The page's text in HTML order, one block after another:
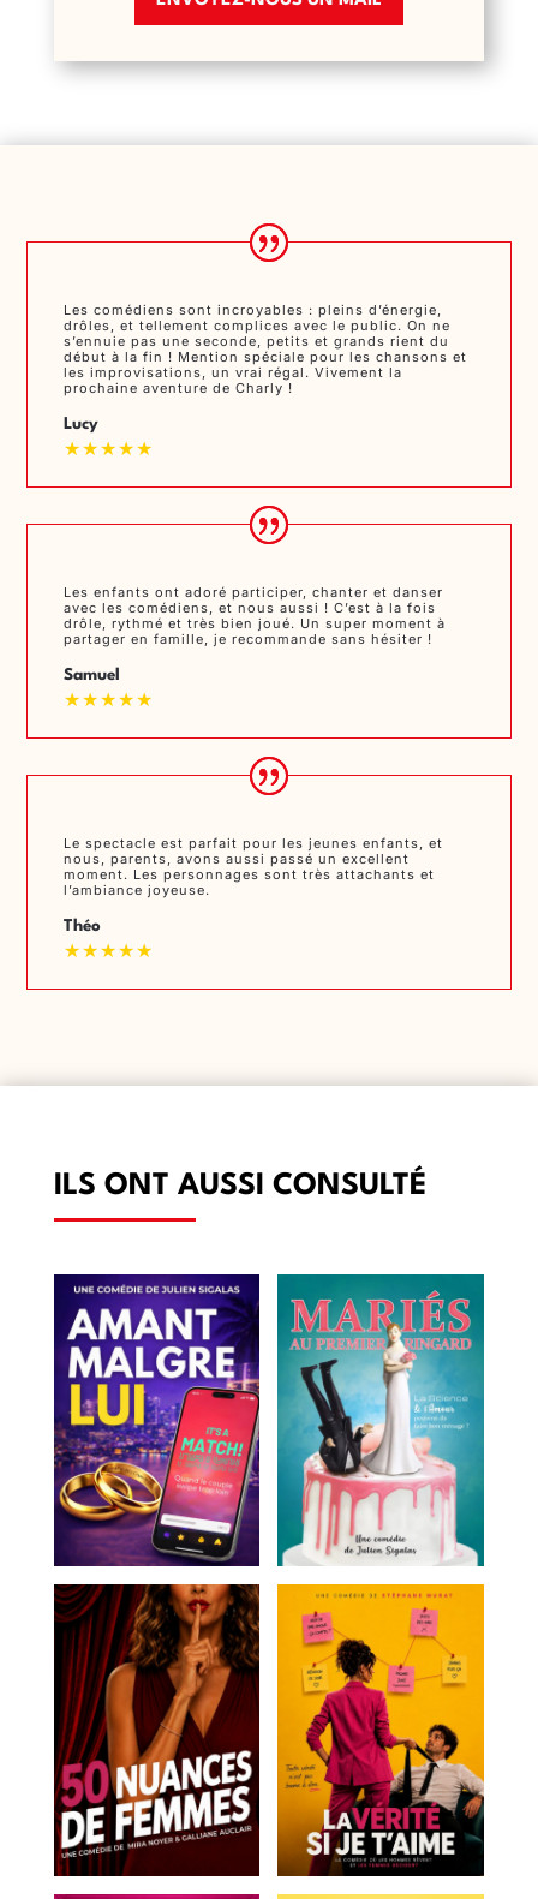
Les comédiens sont incroyables : pleins d’énergie,
drôles, et tellement complices avec le public. On ne
s’ennuie pas une seconde, petits et grands rient du
début à la fin ! Mention spéciale pour les chansons et
les improvisations, un vrai régal. Vivement la
prochaine aventure de Charly !
Lucy
★★★★★
Les enfants ont adoré participer, chanter et danser
avec les comédiens, et nous aussi ! C’est à la fois
drôle, rythmé et très bien joué. Un super moment à
partager en famille, je recommande sans hésiter !
Samuel
★★★★★
Le spectacle est parfait pour les jeunes enfants, et
nous, parents, avons aussi passé un excellent
moment. Les personnages sont très attachants et
l’ambiance joyeuse.
Théo
★★★★★
ILS ONT AUSSI CONSULTÉ